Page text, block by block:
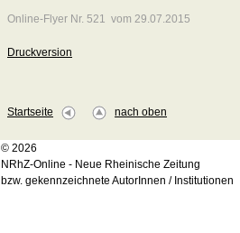
Online-Flyer Nr. 521 vom 29.07.2015
Druckversion
Startseite nach oben
© 2026
NRhZ-Online - Neue Rheinische Zeitung
bzw. gekennzeichnete AutorInnen / Institutionen